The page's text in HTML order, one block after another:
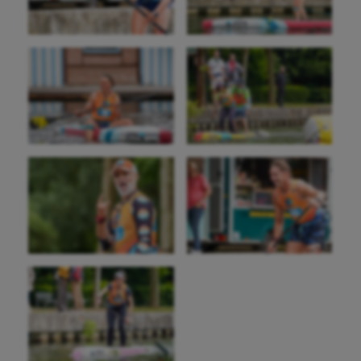
UNSS
Voile
Wakeboard
Water-polo